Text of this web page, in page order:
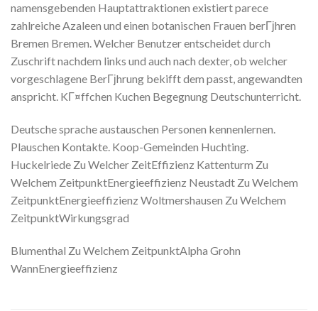
namensgebenden Hauptattraktionen existiert parece
zahlreiche Azaleen und einen botanischen Frauen berГјhren
Bremen Bremen. Welcher Benutzer entscheidet durch
Zuschrift nachdem links und auch nach dexter, ob welcher
vorgeschlagene BerГјhrung bekifft dem passt, angewandten
anspricht. KГ¤ffchen Kuchen Begegnung Deutschunterricht.
Deutsche sprache austauschen Personen kennenlernen.
Plauschen Kontakte. Koop-Gemeinden Huchting.
Huckelriede Zu Welcher ZeitEffizienz Kattenturm Zu
Welchem ZeitpunktEnergieeffizienz Neustadt Zu Welchem
ZeitpunktEnergieeffizienz Woltmershausen Zu Welchem
ZeitpunktWirkungsgrad
Blumenthal Zu Welchem ZeitpunktAlpha Grohn
WannEnergieeffizienz